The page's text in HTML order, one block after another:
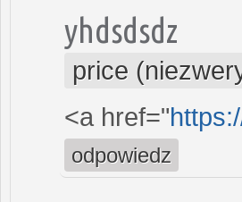
yhdsdsdz
price
<a href="
odpowiedz